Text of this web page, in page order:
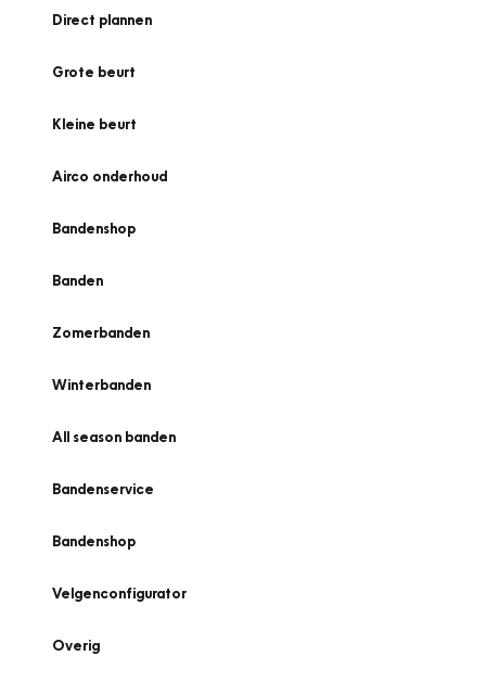
Direct plannen
Grote beurt
Kleine beurt
Airco onderhoud
Bandenshop
Banden
Zomerbanden
Winterbanden
All season banden
Bandenservice
Bandenshop
Velgenconfigurator
Overig